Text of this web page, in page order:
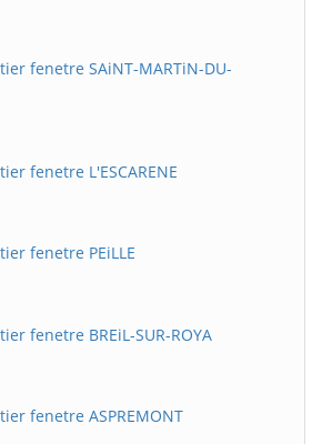
fenetre SAiNT-MARTiN-DU-
fenetre L'ESCARENE
fenetre PEiLLE
fenetre BREiL-SUR-ROYA
fenetre ASPREMONT